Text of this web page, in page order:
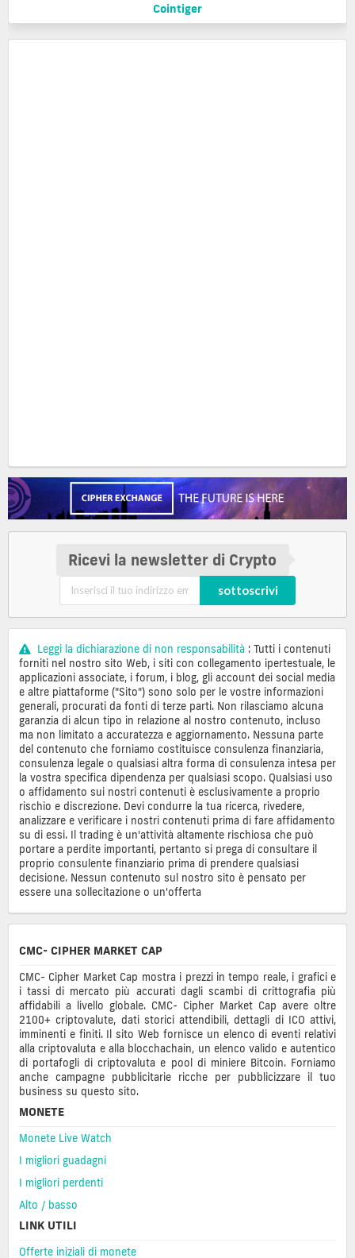
Cointiger
Ricevi la newsletter di Crypto
sottoscrivi
Leggi la dichiarazione di non responsabilità : Tutti i contenuti
forniti nel nostro sito Web, i siti con collegamento ipertestuale, le
applicazioni associate, i forum, i blog, gli account dei social media
e altre piattaforme ("Sito") sono solo per le vostre informazioni
generali, procurati da fonti di terze parti. Non rilasciamo alcuna
garanzia di alcun tipo in relazione al nostro contenuto, incluso
ma non limitato a accuratezza e aggiornamento. Nessuna parte
del contenuto che forniamo costituisce consulenza finanziaria,
consulenza legale o qualsiasi altra forma di consulenza intesa per
la vostra specifica dipendenza per qualsiasi scopo. Qualsiasi uso
o affidamento sui nostri contenuti è esclusivamente a proprio
rischio e discrezione. Devi condurre la tua ricerca, rivedere,
analizzare e verificare i nostri contenuti prima di fare affidamento
su di essi. Il trading è un'attività altamente rischiosa che può
portare a perdite importanti, pertanto si prega di consultare il
proprio consulente finanziario prima di prendere qualsiasi
decisione. Nessun contenuto sul nostro sito è pensato per
essere una sollecitazione o un'offerta
CMC- CIPHER MARKET CAP
CMC- Cipher Market Cap mostra i prezzi in tempo reale, i grafici e
i tassi di mercato più accurati dagli scambi di crittografia più
affidabili a livello globale. CMC- Cipher Market Cap avere oltre
2100+ criptovalute, dati storici attendibili, dettagli di ICO attivi,
imminenti e finiti. Il sito Web fornisce un elenco di eventi relativi
alla criptovaluta e alla blocchachain, un elenco valido e autentico
di portafogli di criptovaluta e pool di miniere Bitcoin. Forniamo
anche campagne pubblicitarie ricche per pubblicizzare il tuo
business su questo sito.
MONETE
Monete Live Watch
I migliori guadagni
I migliori perdenti
Alto / basso
LINK UTILI
Offerte iniziali di monete